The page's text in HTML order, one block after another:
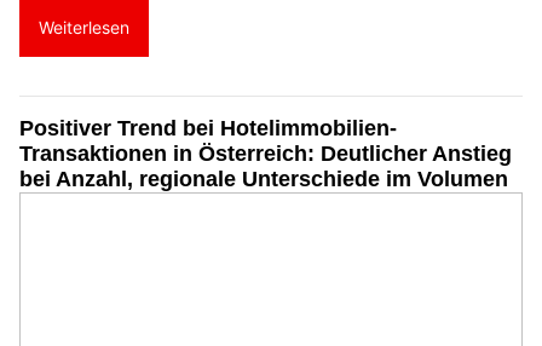
Weiterlesen
Positiver Trend bei Hotelimmobilien-
Transaktionen in Österreich: Deutlicher Anstieg
bei Anzahl, regionale Unterschiede im Volumen